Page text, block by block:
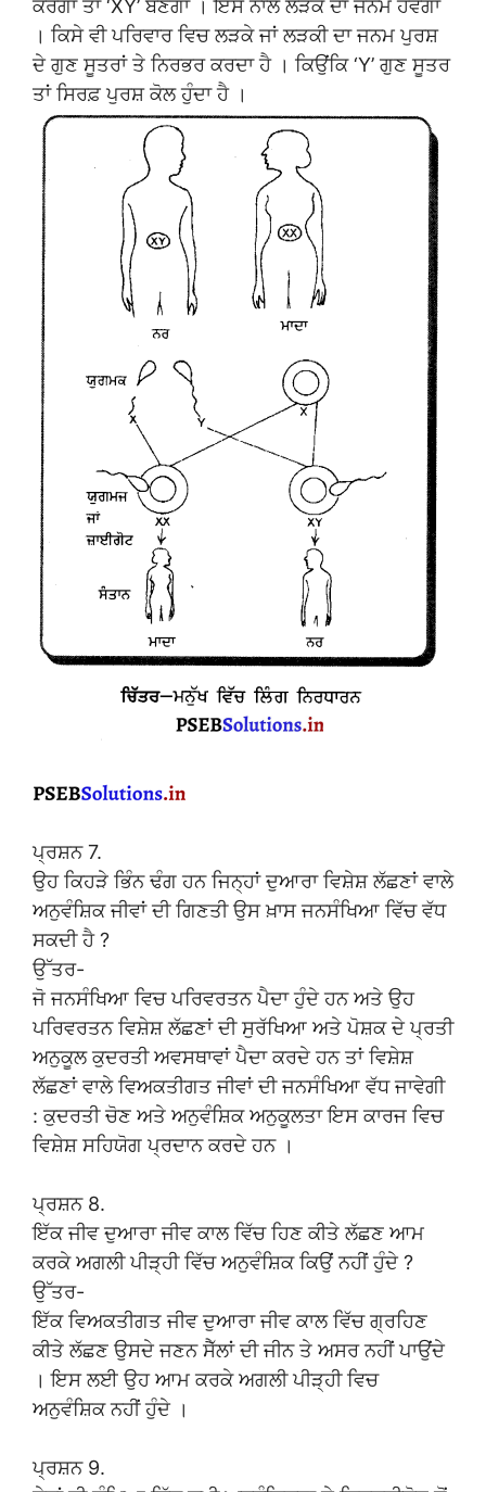
ਕਰੇਗਾ ਤਾਂ ‘XY’ ਬਣੇਗਾ । ਇਸ ਨਾਲ ਲੜਕੇ ਦਾ ਜਨਮ ਹੋਵੇਗਾ
। ਕਿਸੇ ਵੀ ਪਰਿਵਾਰ ਵਿਚ ਲੜਕੇ ਜਾਂ ਲੜਕੀ ਦਾ ਜਨਮ ਪੁਰਸ਼
ਦੇ ਗੁਣ ਸੂਤਰਾਂ ਤੇ ਨਿਰਭਰ ਕਰਦਾ ਹੈ । ਕਿਉਂਕਿ ‘Y’ ਗੁਣ ਸੂਤਰ
ਤਾਂ ਸਿਰਫ਼ ਪੁਰਸ਼ ਕੋਲ ਹੁੰਦਾ ਹੈ ।
ਪ੍ਰਸ਼ਨ 7.
ਉਹ ਕਿਹੜੇ ਭਿੰਨ ਢੰਗ ਹਨ ਜਿਨ੍ਹਾਂ ਦੁਆਰਾ ਵਿਸ਼ੇਸ਼ ਲੱਛਣਾਂ ਵਾਲੇ
ਅਨੁਵੰਸ਼ਿਕ ਜੀਵਾਂ ਦੀ ਗਿਣਤੀ ਉਸ ਖ਼ਾਸ ਜਨਸੰਖਿਆ ਵਿੱਚ ਵੱਧ
ਸਕਦੀ ਹੈ ?
ਉੱਤਰ-
ਜੋ ਜਨਸੰਖਿਆ ਵਿਚ ਪਰਿਵਰਤਨ ਪੈਦਾ ਹੁੰਦੇ ਹਨ ਅਤੇ ਉਹ
ਪਰਿਵਰਤਨ ਵਿਸ਼ੇਸ਼ ਲੱਛਣਾਂ ਦੀ ਸੁਰੱਖਿਆ ਅਤੇ ਪੋਸ਼ਕ ਦੇ ਪ੍ਰਤੀ
ਅਨੁਕੂਲ ਕੁਦਰਤੀ ਅਵਸਥਾਵਾਂ ਪੈਦਾ ਕਰਦੇ ਹਨ ਤਾਂ ਵਿਸ਼ੇਸ਼
ਲੱਛਣਾਂ ਵਾਲੇ ਵਿਅਕਤੀਗਤ ਜੀਵਾਂ ਦੀ ਜਨਸੰਖਿਆ ਵੱਧ ਜਾਵੇਗੀ
: ਕੁਦਰਤੀ ਚੋਣ ਅਤੇ ਅਨੁਵੰਸ਼ਿਕ ਅਨੁਕੂਲਤਾ ਇਸ ਕਾਰਜ ਵਿਚ
ਵਿਸ਼ੇਸ਼ ਸਹਿਯੋਗ ਪ੍ਰਦਾਨ ਕਰਦੇ ਹਨ ।
ਪ੍ਰਸ਼ਨ 8.
ਇੱਕ ਜੀਵ ਦੁਆਰਾ ਜੀਵ ਕਾਲ ਵਿੱਚ ਹਿਣ ਕੀਤੇ ਲੱਛਣ ਆਮ
ਕਰਕੇ ਅਗਲੀ ਪੀੜ੍ਹੀ ਵਿੱਚ ਅਨੁਵੰਸ਼ਿਕ ਕਿਉਂ ਨਹੀਂ ਹੁੰਦੇ ?
ਉੱਤਰ-
ਇੱਕ ਵਿਅਕਤੀਗਤ ਜੀਵ ਦੁਆਰਾ ਜੀਵ ਕਾਲ ਵਿੱਚ ਗ੍ਰਹਿਣ
ਕੀਤੇ ਲੱਛਣ ਉਸਦੇ ਜਣਨ ਸੈੱਲਾਂ ਦੀ ਜੀਨ ਤੇ ਅਸਰ ਨਹੀਂ ਪਾਉਂਦੇ
। ਇਸ ਲਈ ਉਹ ਆਮ ਕਰਕੇ ਅਗਲੀ ਪੀੜ੍ਹੀ ਵਿਚ
ਅਨੁਵੰਸ਼ਿਕ ਨਹੀਂ ਹੁੰਦੇ ।
ਪ੍ਰਸ਼ਨ 9.